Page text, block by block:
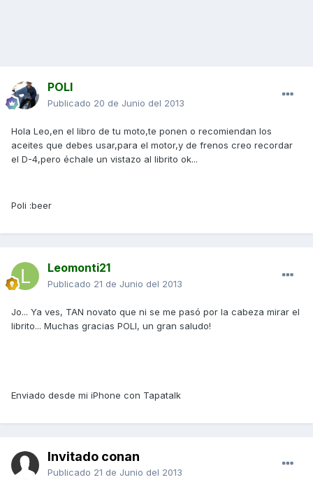
POLI
Publicado 20 de Junio del 2013
Hola Leo,en el libro de tu moto,te ponen o recomiendan los
aceites que debes usar,para el motor,y de frenos creo recordar
el D-4,pero échale un vistazo al librito ok...
Poli :beer
Leomonti21
Publicado 21 de Junio del 2013
Jo... Ya ves, TAN novato que ni se me pasó por la cabeza mirar el
librito... Muchas gracias POLI, un gran saludo!
Enviado desde mi iPhone con Tapatalk
Invitado conan
Publicado 21 de Junio del 2013